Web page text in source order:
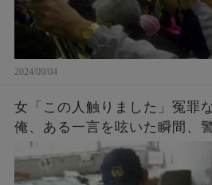
2024/09/04
女「この人触りました」冤罪
俺、ある一言を呟いた瞬間、
青ざめた。女「許して…」警
弁を…」